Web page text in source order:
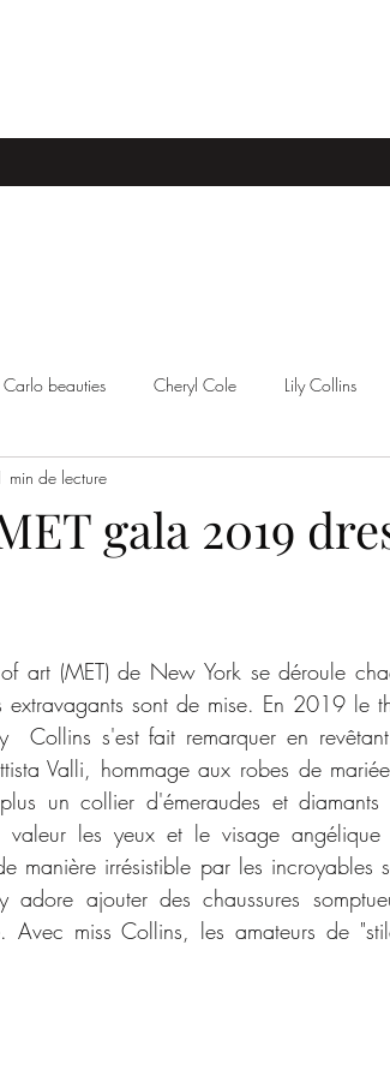
beauties Cheryl Cole Lily Collins
Kristen Stewart
Claydon
Emma Watson Sabrina Carpenter
Perry Valentina Nappi Megan Rain
gala 2019
min de lecture
extravagants sont de mise. En 2019 le
Collins s'est fait remarquer en
Valli, hommage aux robes de
un collier d'émeraudes et
valeur les yeux et le visage
manière irrésistible par les incroyables
adore ajouter des chaussures
miss Collins, les amateurs de